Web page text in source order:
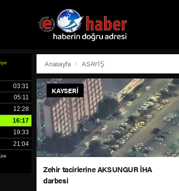
Anasayfa ASAYİŞ
KAYSERI
Zehir tacirlerine AKSUNGUR İHA
darbesi